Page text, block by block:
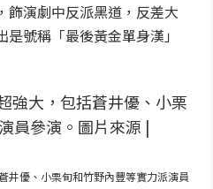
飾演劇中反派黑道，反差大
號稱「最後黃金單身漢」
井優、小栗旬和竹野內豐等實力派演員